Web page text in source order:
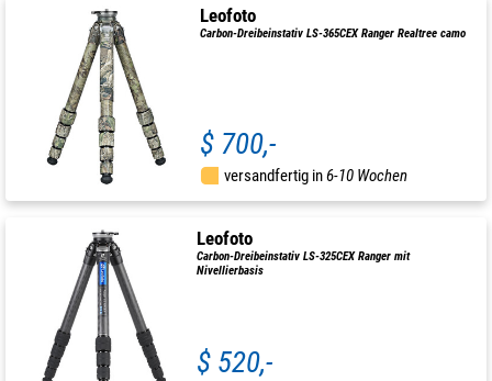
Leofoto
Carbon-Dreibeinstativ LS-365CEX Ranger Realtree camo
$ 700,-
versandfertig in6-10 Wochen
Leofoto
Carbon-Dreibeinstativ LS-325CEX Ranger mit
Nivellierbasis
$ 520,-